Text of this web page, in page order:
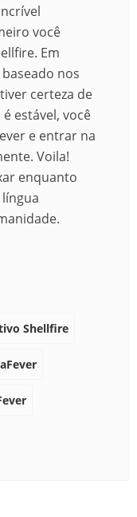
você
Em
nos
certeza de
estável, você
e entrar na
Voila!
enquanto
Shellfire